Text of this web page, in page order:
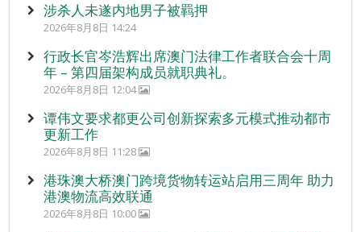
涉杀人未遂内地男子被羁押
2026年8月8日 14:24
行政长官岑浩辉出席澳门法律工作者联合会十周
年 – 第四届架构成员就职典礼。
2026年8月8日 12:04
谭伟文要求都更公司创新探索多元模式推动都市
更新工作
2026年8月8日 11:28
港珠澳大桥澳门跨境货物转运站启用三周年 助力
港澳物流高效联通
2026年8月8日 10:00